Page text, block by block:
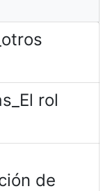
rol
de